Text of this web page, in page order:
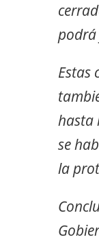
podrá
Estas
hasta
se
la